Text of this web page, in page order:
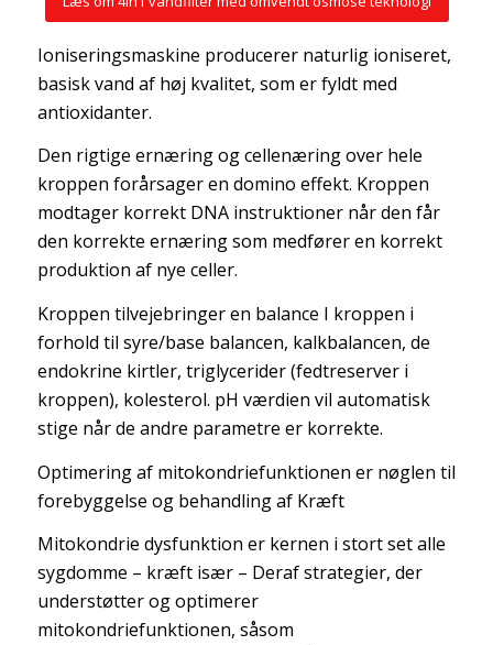
Ioniseringsmaskine producerer naturlig ioniseret,
basisk vand af høj kvalitet, som er fyldt med
antioxidanter.
Den rigtige ernæring og cellenæring over hele
kroppen forårsager en domino effekt. Kroppen
modtager korrekt DNA instruktioner når den får
den korrekte ernæring som medfører en korrekt
produktion af nye celler.
Kroppen tilvejebringer en balance I kroppen i
forhold til syre/base balancen, kalkbalancen, de
endokrine kirtler, triglycerider (fedtreserver i
kroppen), kolesterol. pH værdien vil automatisk
stige når de andre parametre er korrekte.
Optimering af mitokondriefunktionen er nøglen til
forebyggelse og behandling af Kræft
Mitokondrie dysfunktion er kernen i stort set alle
sygdomme – kræft især – Deraf strategier, der
understøtter og optimerer
mitokondriefunktionen, såsom